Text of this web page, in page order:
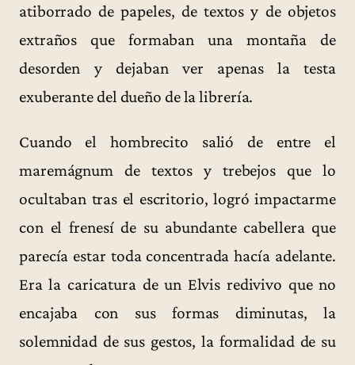
atiborrado de papeles, de textos y de objetos
extraños que formaban una montaña de
desorden y dejaban ver apenas la testa
exuberante del dueño de la librería.
Cuando el hombrecito salió de entre el
maremágnum de textos y trebejos que lo
ocultaban tras el escritorio, logró impactarme
con el frenesí de su abundante cabellera que
parecía estar toda concentrada hacía adelante.
Era la caricatura de un Elvis redivivo que no
encajaba con sus formas diminutas, la
solemnidad de sus gestos, la formalidad de su